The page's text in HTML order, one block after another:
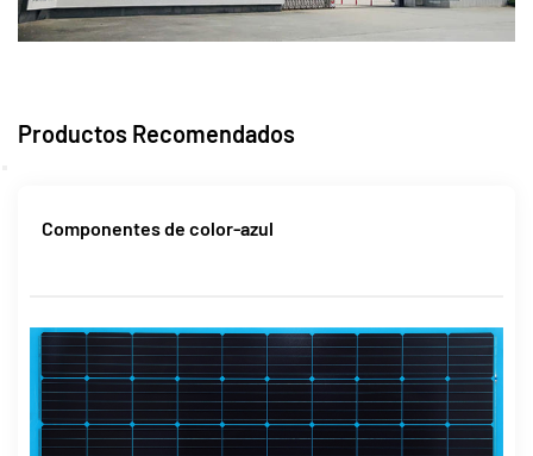
Productos Recomendados
Componentes de color-azul